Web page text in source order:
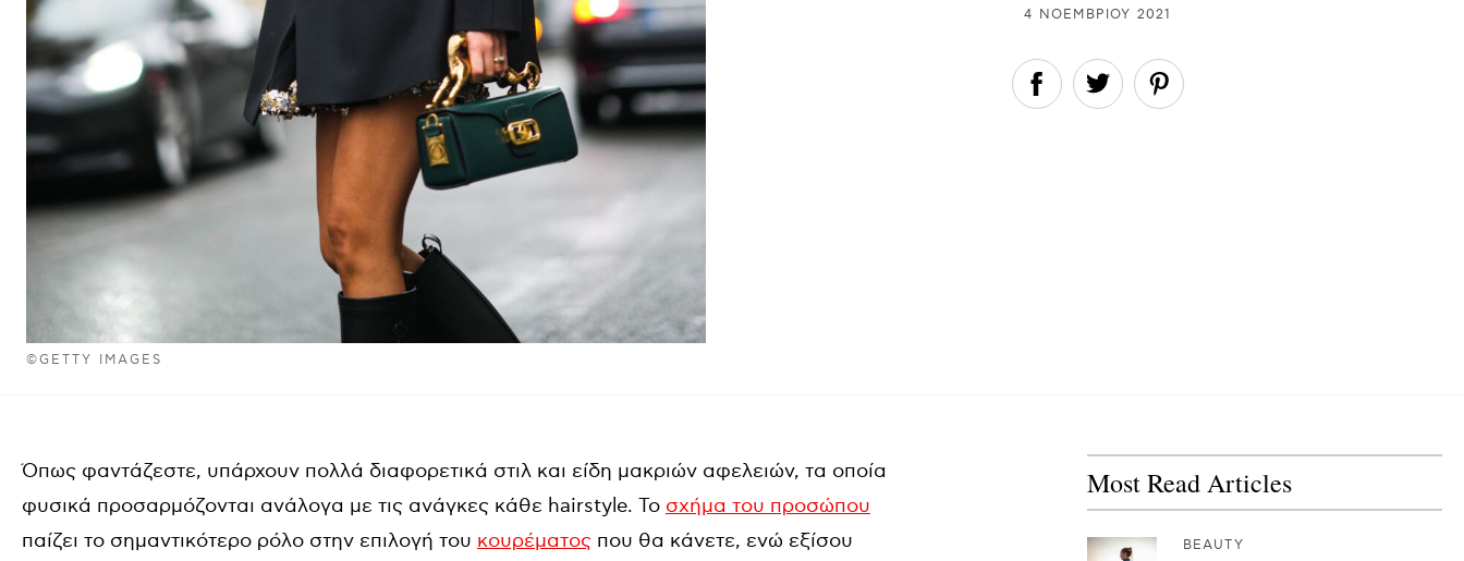
©GETTY IMAGES
4 ΝΟΕΜΒΡΊΟΥ 2021
Όπως φαντάζεστε, υπάρχουν πολλά διαφορετικά στιλ και είδη μακριών αφελειών, τα οποία
φυσικά προσαρμόζονται ανάλογα με τις ανάγκες κάθε hairstyle. Το σχήμα του προσώπου
παίζει το σημαντικότερο ρόλο στην επιλογή του κουρέματος που θα κάνετε, ενώ εξίσου
Most Read Articles
BEAUTY